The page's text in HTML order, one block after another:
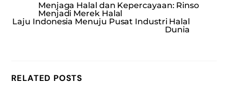
Menjaga Halal dan Kepercayaan: Rinso
Menjadi Merek Halal
Laju Indonesia Menuju Pusat Industri Halal
Dunia
RELATED POSTS